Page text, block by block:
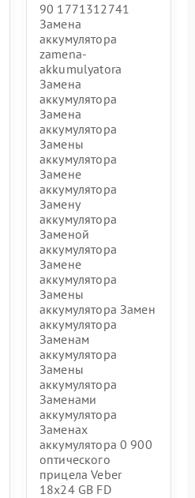
90 1771312741
Замена
аккумулятора
zamena-
akkumulyatora
Замена
аккумулятора
Замена
аккумулятора
Замены
аккумулятора
Замене
аккумулятора
Замену
аккумулятора
Заменой
аккумулятора
Замене
аккумулятора
Замены
аккумулятора Замен
аккумулятора
Заменам
аккумулятора
Замены
аккумулятора
Заменами
аккумулятора
Заменах
аккумулятора 0 900
оптического
прицела Veber
18x24 GB FD